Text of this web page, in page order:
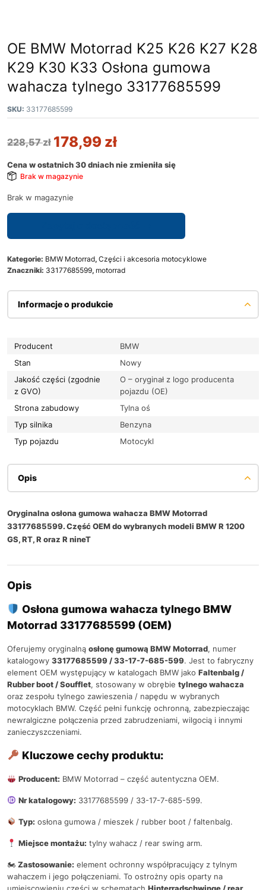
OE BMW Motorrad K25 K26 K27 K28
K29 K30 K33 Osłona gumowa
wahacza tylnego 33177685599
SKU: 33177685599
228,57zł 178,99 zł
Cena w ostatnich 30 dniach nie zmieniła się
Brak w magazynie
Brak w magazynie
Kategorie: BMW Motorrad, Części i akcesoria motocyklowe
Znaczniki: 33177685599, motorrad
Informacje o produkcie
Producent
BMW
Stan
Nowy
Jakość części (zgodnie
z GVO)
O – oryginał z logo producenta
pojazdu (OE)
Strona zabudowy
Tylna oś
Typ silnika
Benzyna
Typ pojazdu
Motocykl
Opis
Oryginalna osłona gumowa wahacza BMW Motorrad
33177685599. Część OEM do wybranych modeli BMW R 1200
GS, RT, R oraz R nineT
Opis
Osłona gumowa wahacza tylnego BMW
Motorrad 33177685599 (OEM)
Oferujemy oryginalną osłonę gumową BMW Motorrad, numer
katalogowy 33177685599 / 33-17-7-685-599. Jest to fabryczny
element OEM występujący w katalogach BMW jako Faltenbalg /
Rubber boot / Soufflet, stosowany w obrębie tylnego wahacza
oraz zespołu tylnego zawieszenia / napędu w wybranych
motocyklach BMW. Część pełni funkcję ochronną, zabezpieczając
newralgiczne połączenia przed zabrudzeniami, wilgocią i innymi
zanieczyszczeniami.
Kluczowe cechy produktu:
Producent: BMW Motorrad – część autentyczna OEM.
Nr katalogowy: 33177685599 / 33-17-7-685-599.
Typ: osłona gumowa / mieszek / rubber boot / faltenbalg.
Miejsce montażu: tylny wahacz / rear swing arm.
🏍 Zastosowanie: element ochronny współpracujący z tylnym
wahaczem i jego połączeniami. To ostrożny opis oparty na